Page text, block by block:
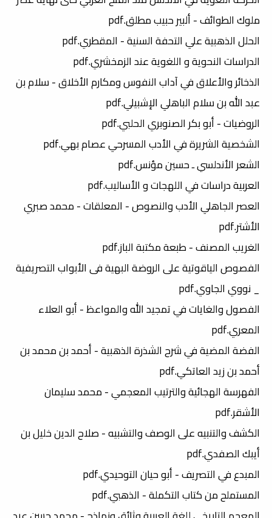
ملوك الطوائف - ألبير حبيب مطلق.pdf
الحلل الذهبية علي التحفة السنية - المقطري.pdf
الدراسات النحوية و اللغوية عند الزمخشري.pdf
الذخائر والأعلاق في آداب النفوس ومكارم الأخلاق - سلام بن
عبد الله بن سلام الباهلي الإشبيلي.pdf
الروضيات - أبو بكر الصنوبري الحلبي.pdf
الشخصية الشريرة في الأدب المسرحي عصام بهي.pdf
الشعر الأندلسي ـ حسين مؤنس.pdf
العربية دراسات في اللهجات و الأساليب.pdf
العصر الجاهلي الأدب والنصوص - المعلقات - محمد صبري
الأشتر.pdf
الغريب المصنف - طبعة مكتبة الباز.pdf
الفصوص الياقوتية على الروضة البهية فى الأبواب التصريفية
_ نووي الجاوي.pdf
الفصول والغايات في تمجيد الله والمواعظ - أبو العلاء
المعري.pdf
الفضة المضية في شرح الشذرة الذهبية - أحمد بن محمد بن
أحمد بن زيد العاتكي.pdf
الفهرسة الهجائية والترتيب المعجمي - محمد سليمان
الأشقر.pdf
الكشف والتنبيه على الوصف والتشبيه - صلاح الدين خليل بن
أيبك الصفدي.pdf
المبدع في التصريف - أبو حيان التوحيدي.pdf
المستملح من كتاب التكملة - الذهبي.pdf